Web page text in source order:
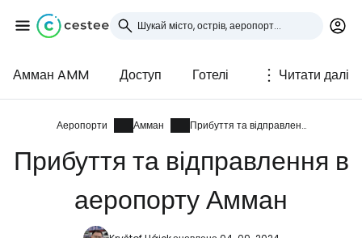
Амман AMM Доступ Готелі Читати далі
Аеропорти Амман Прибуття та відправлення
Прибуття та відправлення в
аеропорту Амман
Увійдіть до Cestee
... світова туристична спільнота
Продовжуйте з Google